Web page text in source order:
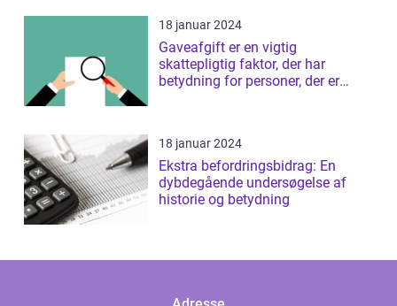
18 januar 2024
Gaveafgift er en vigtig
skattepligtig faktor, der har
betydning for personer, der er
18 januar 2024
Ekstra befordringsbidrag: En
dybdegående undersøgelse af
historie og betydning